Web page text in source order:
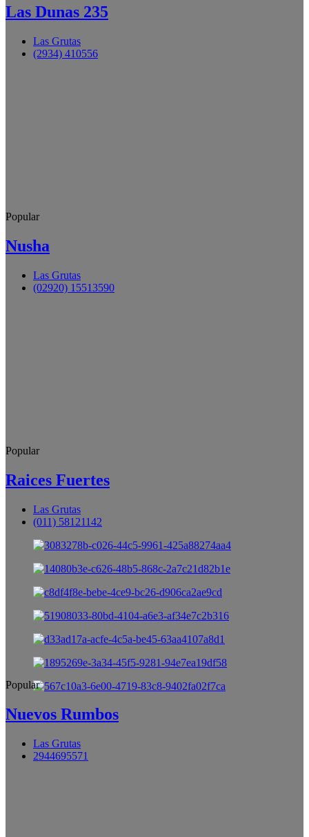
Las Dunas 235
Las Grutas
(2934) 410556
Popular
Nusha
Las Grutas
(02920) 15513590
Popular
Raices Fuertes
Las Grutas
(011) 58121142
Popular
Nuevos Rumbos
Las Grutas
2944695571